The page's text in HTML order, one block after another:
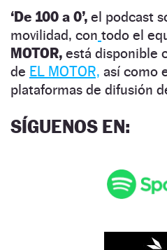
‘De 100 a 0’, el podcast
movilidad, con todo el
MOTOR, está disponible
de EL MOTOR, así como
plataformas de difusión
SÍGUENOS EN: